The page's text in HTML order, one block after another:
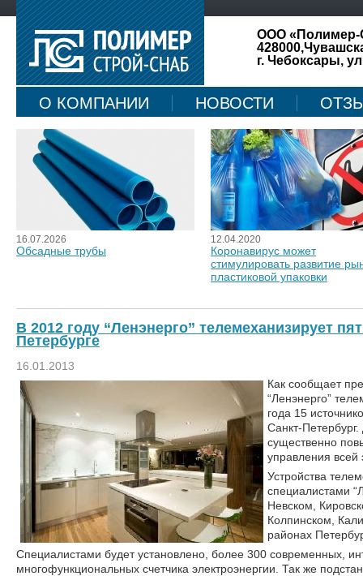
ООО «Полимер-
г. Чебоксары,
О КОМПАНИИ НОВОСТИ
КАРТА САЙТА
16.07.2026
Обсадные трубы
12.04.2020
Коронавирус может
стимулировать развитие
пластиковой упаковки
В 2012 году “Ленэнерго” телемеханизирует
Петербурге
16.01.2013
Как сообщает
“Ленэнерго”
года 15
Санкт-
существенно
управления всей
Устройства
специалистами
Невском,
Колпинском,
районах
Специалистами будет установлено, более 300 современных,
многофункциональных счетчика электроэнергии. Так же